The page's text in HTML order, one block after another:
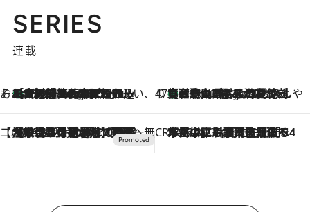
SERIES
連載
そおだよおこの関西おいしい、おやつ紀行9 Hours Ago
［大阪府箕面市］一皿一皿目の前で仕上げられる、料理を巧みに組み込んだアシェットデセールコース「ミチル アシェット デセール（Michiru assiette dessert）」 47都道府県の手みやげ ひんやりスイーツで夏を満喫
9 Hours Ago
【和歌山県】この夏絶対食べたい 冷やしておいしいおやつ3選 みかんがごろっと丸ごと入ったジュレ
【CREA×星野リゾート】唯一無二。癒しと発見が待つ場所へ
2026.8.7
【トンボの足水浴】ヒノキの香りに包まれて涼感マックス！約13℃の湧水かけ流しを避暑地「星野温泉 トンボの湯」で体験 CREA'S CHOICE
2026.8.7
「立川にも歌舞伎があるんだよ」 片岡仁左衛門・市川中車ら豪華座組みで4年目の立川立飛歌舞伎へ